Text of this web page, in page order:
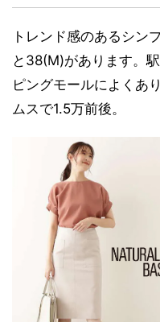
トレンド感のあるシン
と38(M)があります。
ピングモールによくあ
ムスで1.5万前後。